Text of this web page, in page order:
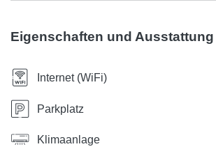
Eigenschaften und Ausstattung
Internet (WiFi)
Parkplatz
Klimaanlage